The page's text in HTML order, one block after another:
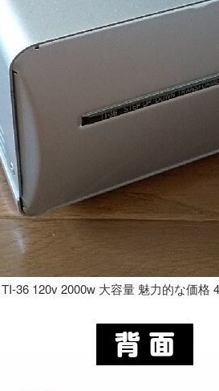
36 120v 2000w 大容量 魅力的な価格